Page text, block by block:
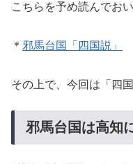
こちらを予め読んでお
＊ 邪馬台国「四国説」
その上で、今回は「四
邪馬台国は高知